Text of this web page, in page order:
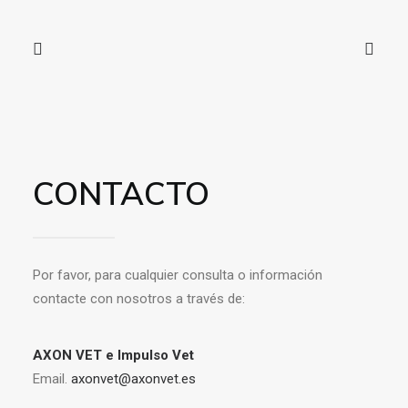
CONTACTO
Por favor, para cualquier consulta o información
contacte con nosotros a través de:
AXON VET e Impulso Vet
Email. axonvet@axonvet.es